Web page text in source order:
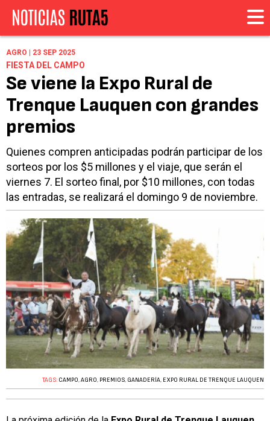
AGRO | 23 SEP 2025
FIESTA DEL CAMPO
Se viene la Expo Rural de
Trenque Lauquen con grandes
premios
Quienes compren anticipadas podrán participar de los
sorteos por los $5 millones y el viaje, que serán el
viernes 7. El sorteo final, por $10 millones, con todas
las entradas, se realizará el domingo 9 de noviembre.
TAGS: CAMPO,AGRO, PREMIOS, GANADERÍA, EXPO RURAL DE TRENQUE LAUQUEN